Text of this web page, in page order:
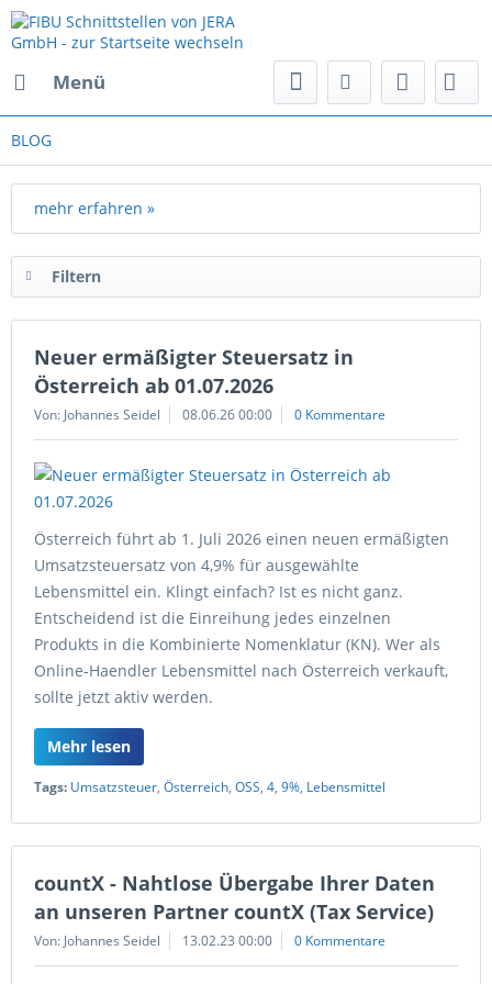
Menü
BLOG
mehr erfahren »
Filtern
Neuer ermäßigter Steuersatz in
Österreich ab 01.07.2026
Von: Johannes Seidel 08.06.26 00:00 0 Kommentare
Österreich führt ab 1. Juli 2026 einen neuen ermäßigten
Umsatzsteuersatz von 4,9% für ausgewählte
Lebensmittel ein. Klingt einfach? Ist es nicht ganz.
Entscheidend ist die Einreihung jedes einzelnen
Produkts in die Kombinierte Nomenklatur (KN). Wer als
Online-Haendler Lebensmittel nach Österreich verkauft,
sollte jetzt aktiv werden.
Mehr lesen
Tags: Umsatzsteuer, Österreich, OSS, 4, 9%, Lebensmittel
countX - Nahtlose Übergabe Ihrer Daten
an unseren Partner countX (Tax Service)
Von: Johannes Seidel 13.02.23 00:00 0 Kommentare